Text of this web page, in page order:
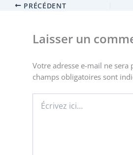
PRÉCÉDENT
Laisser un
Votre adresse e-mail ne sera
champs obligatoires sont
ici…